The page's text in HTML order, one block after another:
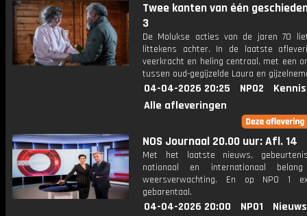
Twee kanten van één
3
De Molukse acties van de jaren 70
littekens achter. In de laatste
veerkracht en heling centraal, met een
tussen oud-gegijzelde Laura en
04-04-2026 20:25 NPO2
Alle afleveringen
NOS Journaal 20.00 uur: Afl. 14
Met het laatste nieuws,
nationaal en internationaal
weersverwachting. En op NPO 1
gebarentaal.
04-04-2026 20:00 NPO1